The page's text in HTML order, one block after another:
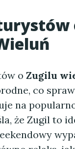
o Zugilu
co
na
że Zugil to